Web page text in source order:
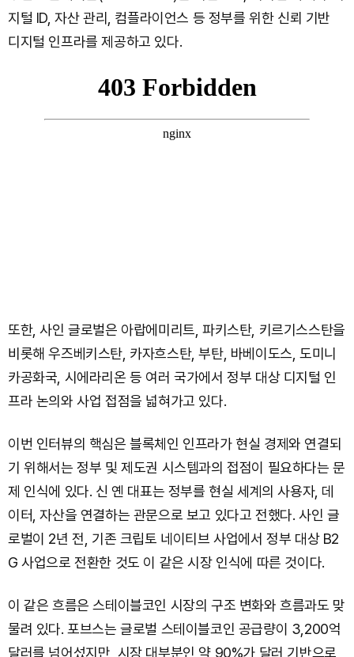
지털 ID, 자산 관리, 컴플라이언스 등 정부를 위한 신뢰 기반
디지털 인프라를 제공하고 있다.
또한, 사인 글로벌은 아랍에미리트, 파키스탄, 키르기스스탄을
비롯해 우즈베키스탄, 카자흐스탄, 부탄, 바베이도스, 도미니
카공화국, 시에라리온 등 여러 국가에서 정부 대상 디지털 인
프라 논의와 사업 접점을 넓혀가고 있다.
이번 인터뷰의 핵심은 블록체인 인프라가 현실 경제와 연결되
기 위해서는 정부 및 제도권 시스템과의 접점이 필요하다는 문
제 인식에 있다. 신 옌 대표는 정부를 현실 세계의 사용자, 데
이터, 자산을 연결하는 관문으로 보고 있다고 전했다. 사인 글
로벌이 2년 전, 기존 크립토 네이티브 사업에서 정부 대상 B2
G 사업으로 전환한 것도 이 같은 시장 인식에 따른 것이다.
이 같은 흐름은 스테이블코인 시장의 구조 변화와 흐름과도 맞
물려 있다. 포브스는 글로벌 스테이블코인 공급량이 3,200억
달러를 넘어섰지만, 시장 대부분인 약 90%가 달러 기반으로